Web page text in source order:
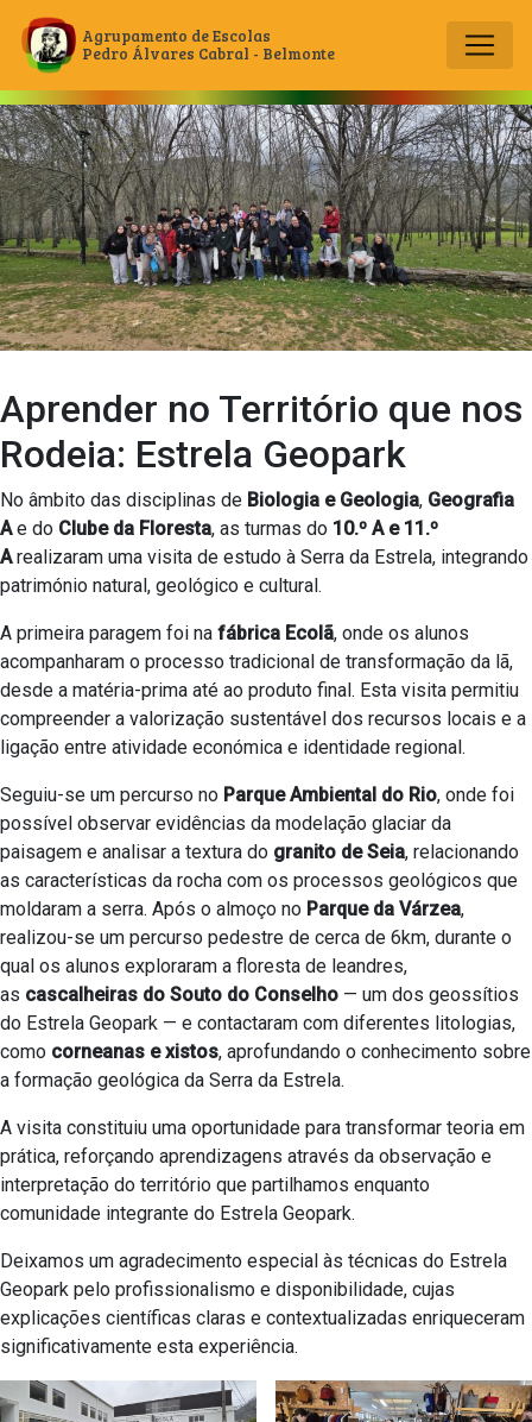
Main Navigation
Agrupamento de Escolas
Pedro Álvares Cabral - Belmonte
Aprender no Território que nos
Rodeia: Estrela Geopark
No âmbito das disciplinas de Biologia e Geologia, Geografia
Ae do Clube da Floresta, as turmas do 10.º A e 11.º
Arealizaram uma visita de estudo à Serra da Estrela, integrando
património natural, geológico e cultural.
A primeira paragem foi na fábrica Ecolã, onde os alunos
acompanharam o processo tradicional de transformação da lã,
desde a matéria-prima até ao produto final. Esta visita permitiu
compreender a valorização sustentável dos recursos locais e a
ligação entre atividade económica e identidade regional.
Seguiu-se um percurso no Parque Ambiental do Rio, onde foi
possível observar evidências da modelação glaciar da
paisagem e analisar a textura do granito de Seia, relacionando
as características da rocha com os processos geológicos que
moldaram a serra. Após o almoço no Parque da Várzea,
realizou-se um percurso pedestre de cerca de 6km, durante o
qual os alunos exploraram a floresta de leandres,
as cascalheiras do Souto do Conselho — um dos geossítios
do Estrela Geopark — e contactaram com diferentes litologias,
como corneanas e xistos, aprofundando o conhecimento sobre
a formação geológica da Serra da Estrela.
A visita constituiu uma oportunidade para transformar teoria em
prática, reforçando aprendizagens através da observação e
interpretação do território que partilhamos enquanto
comunidade integrante do Estrela Geopark.
Deixamos um agradecimento especial às técnicas do Estrela
Geopark pelo profissionalismo e disponibilidade, cujas
explicações científicas claras e contextualizadas enriqueceram
significativamente esta experiência.